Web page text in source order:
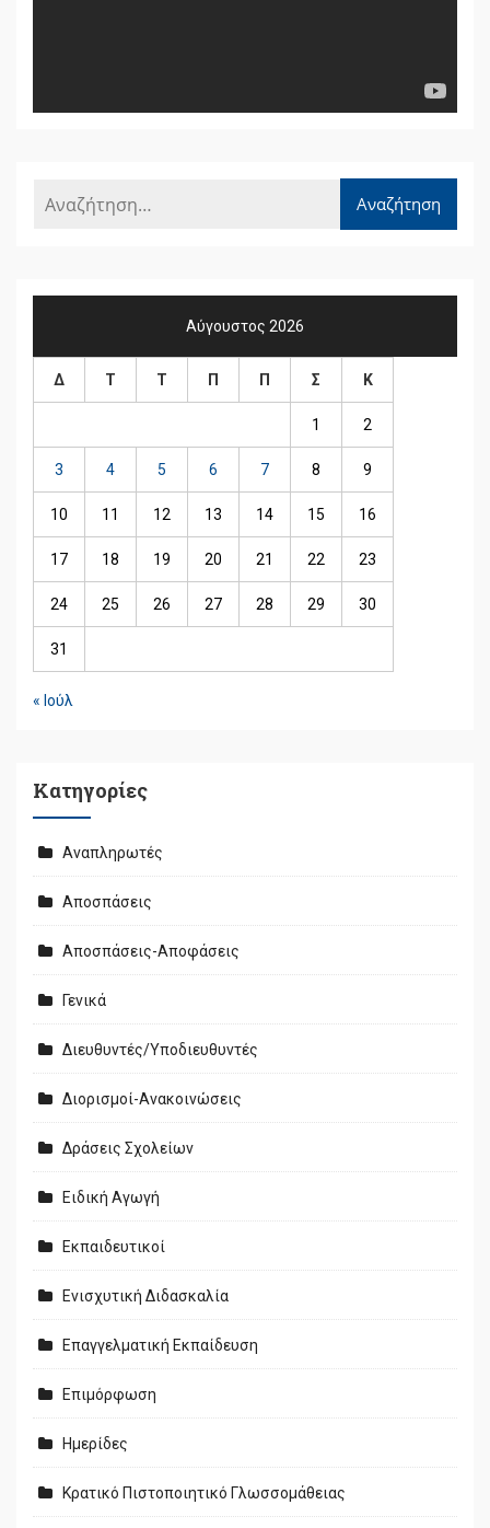
Αύγουστος 2026
Δ Τ Τ Π Π Σ Κ
1 2
3 4 5 6 7 8 9
10 11 12 13 14 15 16
17 18 19 20 21 22 23
24 25 26 27 28 29 30
31
« Ιούλ
Kατηγορίες
Αναπληρωτές
Αποσπάσεις
Αποσπάσεις-Αποφάσεις
Γενικά
Διευθυντές/Υποδιευθυντές
Διορισμοί-Ανακοινώσεις
Δράσεις Σχολείων
Ειδική Αγωγή
Εκπαιδευτικοί
Ενισχυτική Διδασκαλία
Επαγγελματική Εκπαίδευση
Επιμόρφωση
Ημερίδες
Κρατικό Πιστοποιητικό Γλωσσομάθειας